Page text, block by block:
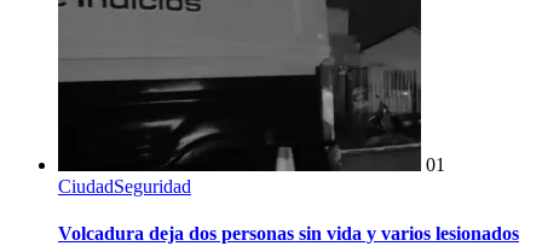
01
CiudadSeguridad
Volcadura deja dos personas sin vida y varios lesionados